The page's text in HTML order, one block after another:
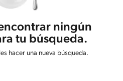
ningún
tu búsqueda.
hacer una nueva búsqueda.